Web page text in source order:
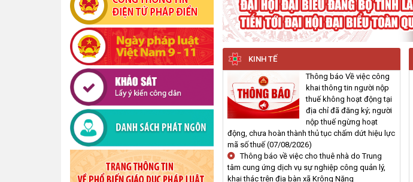
KINH TẾ
Thông báo Về việc công
khai thông tin người nộp
thuế không hoạt động tại
địa chỉ đã đăng ký; người
nộp thuế ngừng hoạt
động, chưa hoàn thành thủ tục chấm dứt hiệu lực
mã số thuế (07/08/2026)
Thông báo về việc cho thuê nhà do Trung
tâm cung ứng dịch vụ sự nghiệp công quản lý,
khai thác trên địa bàn xã Krông Năng